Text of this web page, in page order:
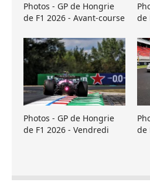
Photos - GP de Hongrie
de F1 2026 - Avant-course
de
Photos - GP de Hongrie
de F1 2026 - Vendredi
de